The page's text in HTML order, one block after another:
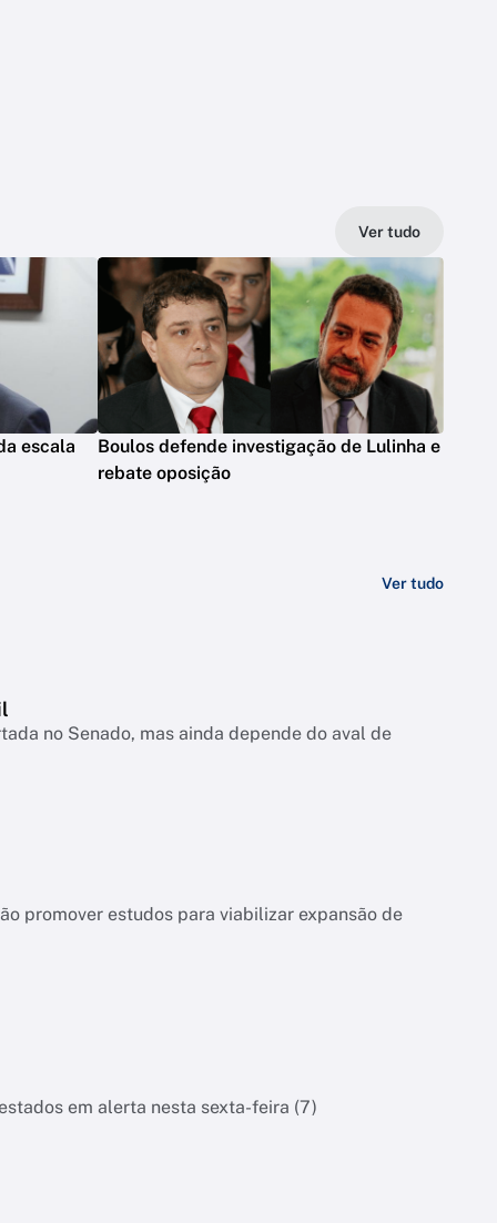
Ver tudo
escala
Boulos defende investigação de Lulinha e
rebate oposição
Ver tudo
no Senado, mas ainda depende do aval de
promover estudos para viabilizar expansão de
em alerta nesta sexta-feira (7)